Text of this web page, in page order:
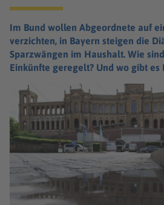
Im Bund wollen Abgeordnete auf
verzichten, in Bayern steigen die
Sparzwängen im Haushalt. Wie
Einkünfte geregelt? Und wo gibt es